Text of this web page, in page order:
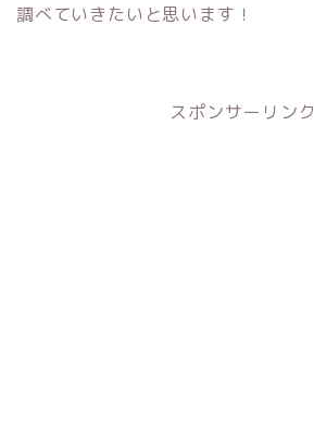
調べていきたいと思います！
スポンサーリンク